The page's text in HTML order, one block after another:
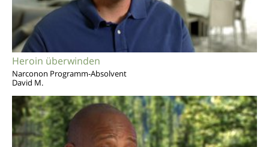
Heroin überwinden
Narconon Programm-Absolvent
David M.